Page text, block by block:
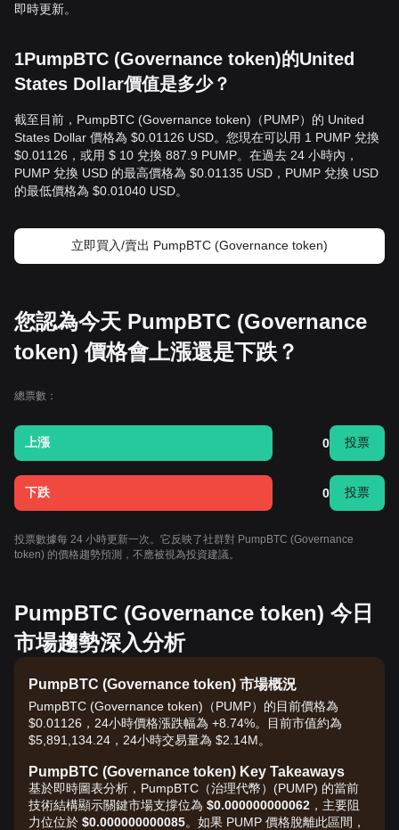
即時更新。
1PumpBTC (Governance token)的United
States Dollar價值是多少？
截至目前，PumpBTC (Governance token)（PUMP）的 United
States Dollar 價格為 $0.01126 USD。您現在可以用 1 PUMP 兌換
$0.01126，或用 $ 10 兌換 887.9 PUMP。在過去 24 小時內，
PUMP 兌換 USD 的最高價格為 $0.01135 USD，PUMP 兌換 USD
的最低價格為 $0.01040 USD。
立即買入/賣出 PumpBTC (Governance token)
您認為今天 PumpBTC (Governance
token) 價格會上漲還是下跌？
總票數：
上漲 0 投票
下跌 0 投票
投票數據每 24 小時更新一次。它反映了社群對 PumpBTC (Governance
token) 的價格趨勢預測，不應被視為投資建議。
PumpBTC (Governance token) 今日
市場趨勢深入分析
PumpBTC (Governance token) 市場概況
PumpBTC (Governance token)（PUMP）的目前價格為
$0.01126，24小時價格漲跌幅為 +8.74%。目前市值約為
$5,891,134.24，24小時交易量為 $2.14M。
PumpBTC (Governance token) Key Takeaways
基於即時圖表分析，PumpBTC（治理代幣）(PUMP) 的當前
技術結構顯示關鍵市場支撐位為 $0.000000000062 ，主要阻
力位位於 $0.000000000085。如果 PUMP 價格脫離此區間，